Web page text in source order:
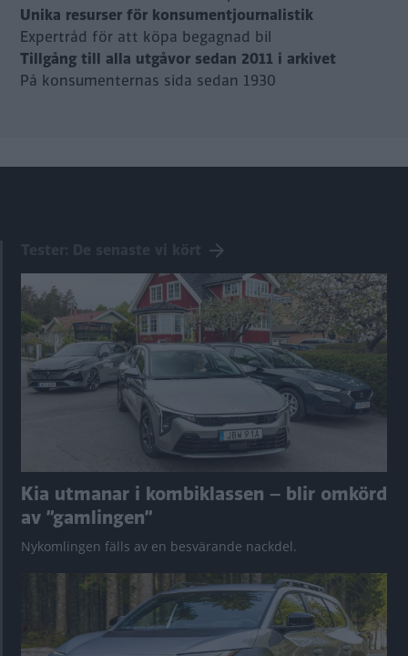
Unika resurser för konsumentjournalistik
Expertråd för att köpa begagnad bil
Tillgång till alla utgåvor sedan 2011 i arkivet
På konsumenternas sida sedan 1930
Kia utmanar i kombiklassen – blir omkörd
av ”gamlingen”
Nykomlingen fälls av en besvärande nackdel.